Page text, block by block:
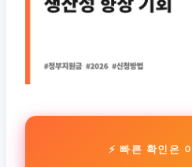
⚡ 빠른 확인은